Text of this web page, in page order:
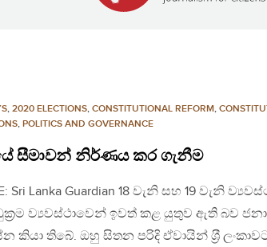
, 2020 ELECTIONS, CONSTITUTIONAL REFORM,
, POLITICS AND GOVERNANCE
සීමාවන් නිර්ණය කර ගැනීම
Sri Lanka Guardian 18 වැනි සහ 19 වැනි
ව්‍යවස්ථාවෙන් ඉවත් කළ යුතුව ඇති බව
කියා තිබේ. ඔහු සිතන පරිදි ඒවායින් ශ‍්‍රී